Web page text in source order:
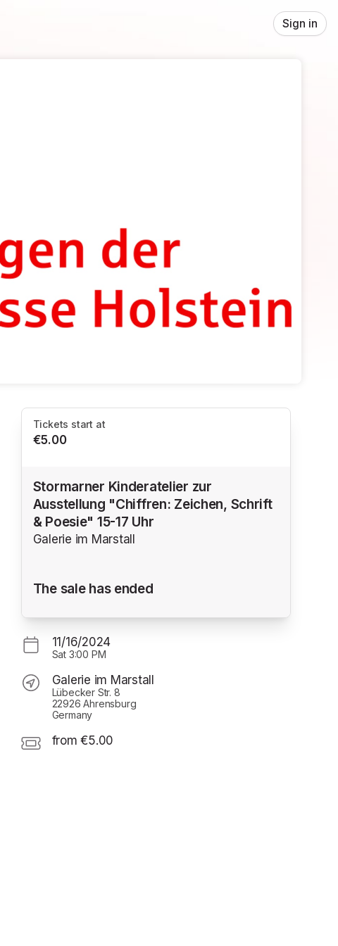
Sign in
Tickets start at
€5.00
Stormarner Kinderatelier zur
Ausstellung "Chiffren: Zeichen, Schrift
& Poesie" 15-17 Uhr
Galerie im Marstall
The sale has ended
11/16/2024
Sat 3:00 PM
Galerie im Marstall
Lübecker Str. 8
22926 Ahrensburg
Germany
from €5.00